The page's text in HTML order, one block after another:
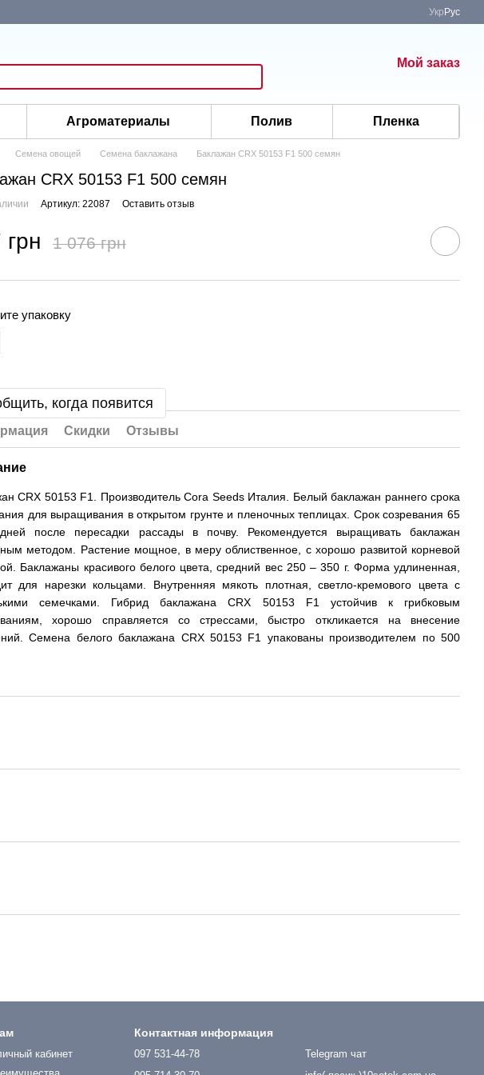
Укр Рус
Мой заказ
Агроматериалы Полив Пленка
Семена овощей Семена баклажана Баклажан CRX 50153 F1 500 семян
CRX 50153 F1 500 семян
Артикул: 22087 Оставить отзыв
1 076 грн
упаковку
когда появится
Скидки Отзывы
CRX 50153 F1. Производитель Cora Seeds Италия. Белый баклажан раннего срока
для выращивания в открытом грунте и пленочных теплицах. Срок созревания 65
после пересадки рассады в почву. Рекомендуется выращивать баклажан
методом. Растение мощное, в меру облиственное, с хорошо развитой корневой
Баклажаны красивого белого цвета, средний вес 250 – 350 г. Форма удлиненная,
для нарезки кольцами. Внутренняя мякоть плотная, светло-кремового цвета с
семечками. Гибрид баклажана CRX 50153 F1 устойчив к грибковым
хорошо справляется со стрессами, быстро откликается на внесение
Семена белого баклажана CRX 50153 F1 упакованы производителем по 500
кабинет
Контактная информация
097 531-44-78
Telegram чат